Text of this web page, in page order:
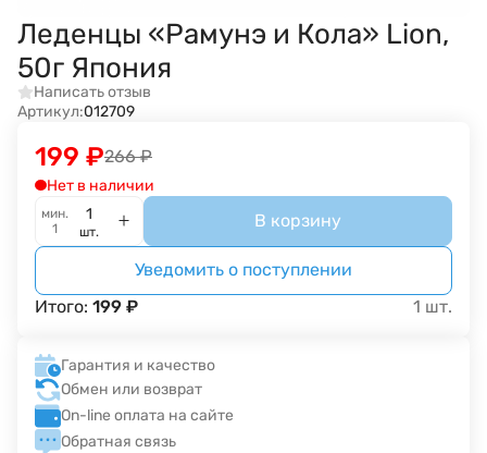
Леденцы «Рамунэ и Кола» Lion,
50г Япония
Написать отзыв
Артикул:012709
266 ₽
199 ₽
Нет в наличии
мин.
1
шт.
В корзину
Уведомить о поступлении
Итого: 199 ₽ 1 шт.
Гарантия и качество
Обмен или возврат
On-line оплата на сайте
Обратная связь